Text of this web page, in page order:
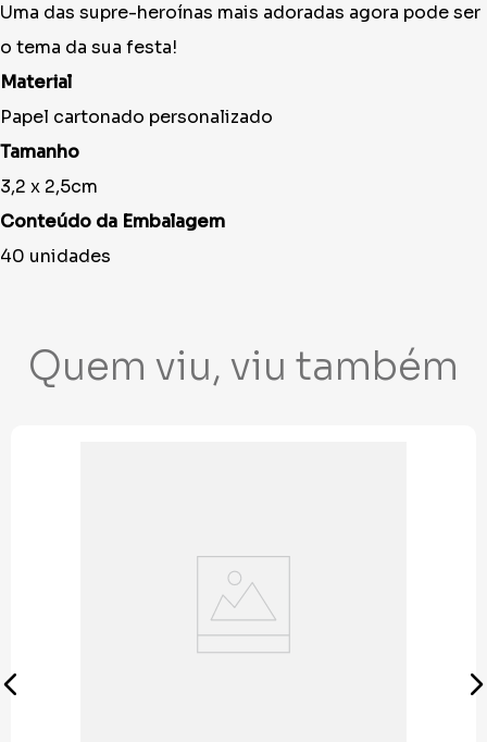
Uma das supre-heroínas mais adoradas agora pode ser
o tema da sua festa!
Material
Papel cartonado personalizado
Tamanho
3,2 x 2,5cm
Conteúdo da Embalagem
40 unidades
Quem viu, viu também